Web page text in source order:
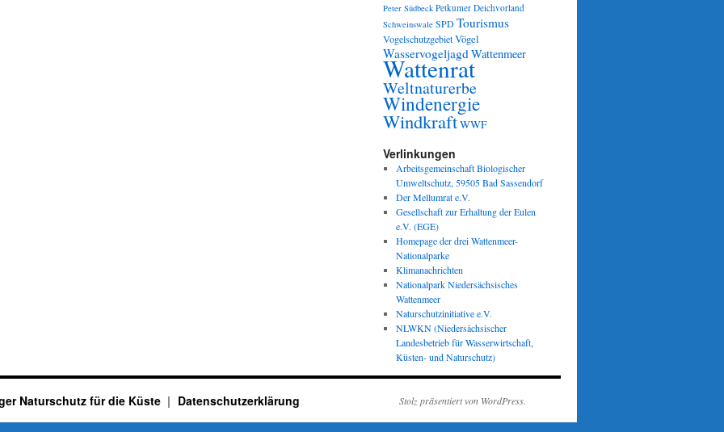
Peter Südbeck Petkumer Deichvorland
Schweinswale SPDTourismus
VogelschutzgebietVögel
WasservogeljagdWattenmeer
Wattenrat
Weltnaturerbe
Windenergie
WindkraftWWF
Verlinkungen
Arbeitsgemeinschaft Biologischer
Umweltschutz, 59505 Bad Sassendorf
Der Mellumrat e.V.
Gesellschaft zur Erhaltung der Eulen
e.V. (EGE)
Homepage der drei Wattenmeer-
Nationalparke
Klimanachrichten
Nationalpark Niedersächsisches
Wattenmeer
Naturschutzinitiative e.V.
NLWKN (Niedersächsischer
Landesbetrieb für Wasserwirtschaft,
Küsten- und Naturschutz)
Naturschutz für die Küste Datenschutzerklärung Stolz präsentiert von WordPress.